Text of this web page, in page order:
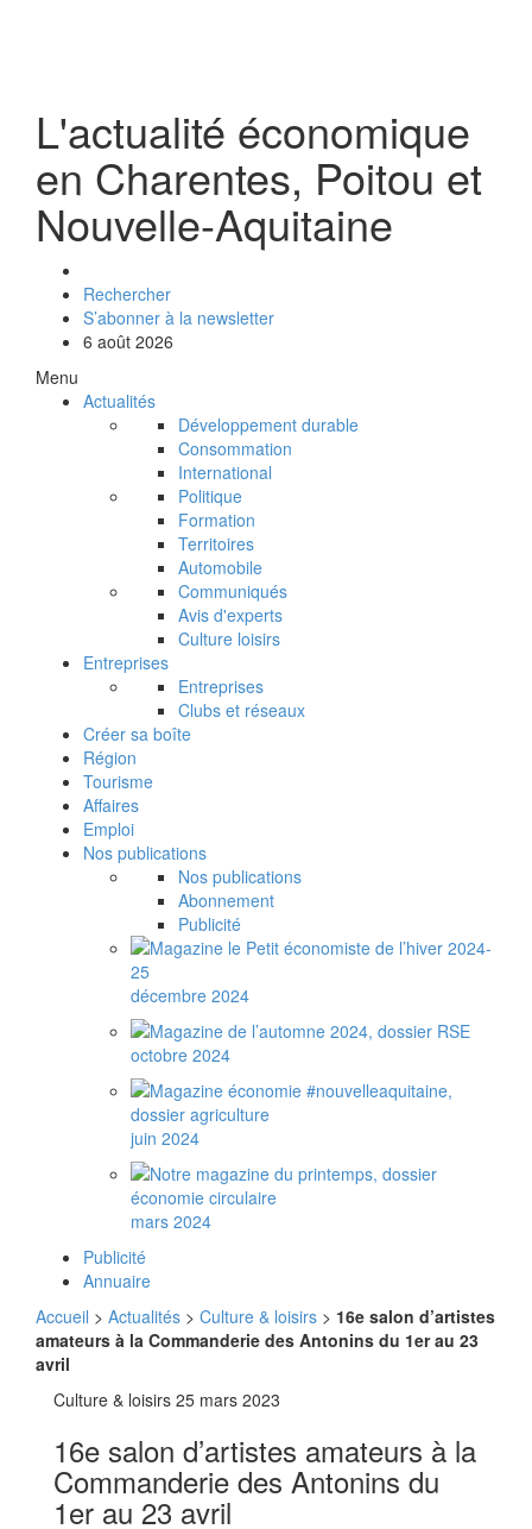
L'actualité économique
en Charentes, Poitou et
Nouvelle-Aquitaine
Rechercher
S’abonner à la newsletter
6 août 2026
Menu
Actualités
Développement durable
Consommation
International
Politique
Formation
Territoires
Automobile
Communiqués
Avis d'experts
Culture loisirs
Entreprises
Entreprises
Clubs et réseaux
Créer sa boîte
Région
Tourisme
Affaires
Emploi
Nos publications
Nos publications
Abonnement
Publicité
décembre 2024
octobre 2024
juin 2024
mars 2024
Publicité
Annuaire
Accueil > Actualités > Culture & loisirs > 16e salon d’artistes
amateurs à la Commanderie des Antonins du 1er au 23
avril
Culture & loisirs 25 mars 2023
16e salon d’artistes amateurs à la
Commanderie des Antonins du
1er au 23 avril